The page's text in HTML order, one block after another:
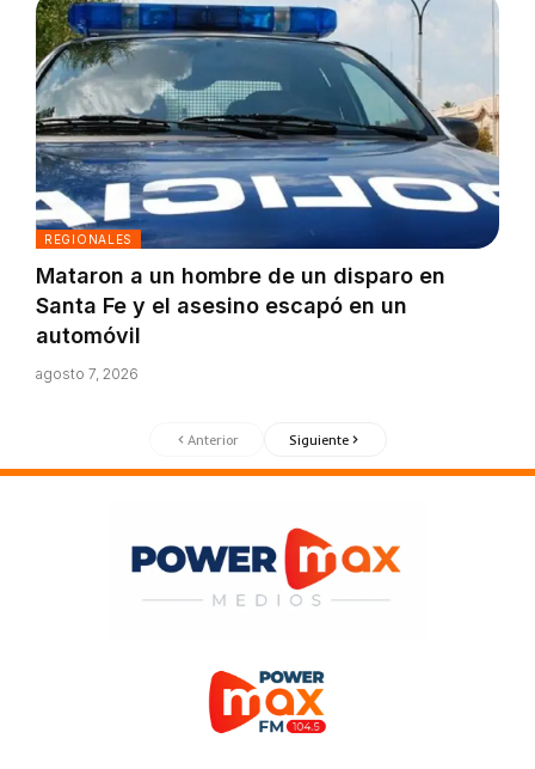
REGIONALES
Mataron a un hombre de un disparo en
Santa Fe y el asesino escapó en un
automóvil
agosto 7, 2026
Anterior Siguiente